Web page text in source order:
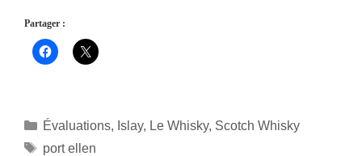
Partager :
Catégories
Évaluations, Islay, Le Whisky, Scotch Whisky
Étiquettes
port ellen